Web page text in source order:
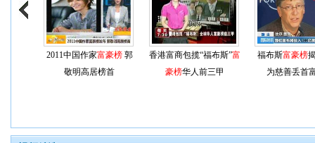
2011中国作家富豪榜郭
敬明高居榜首
香港富商包揽“福布斯”富
豪榜华人前三甲
福布斯富豪榜
为慈善丢首